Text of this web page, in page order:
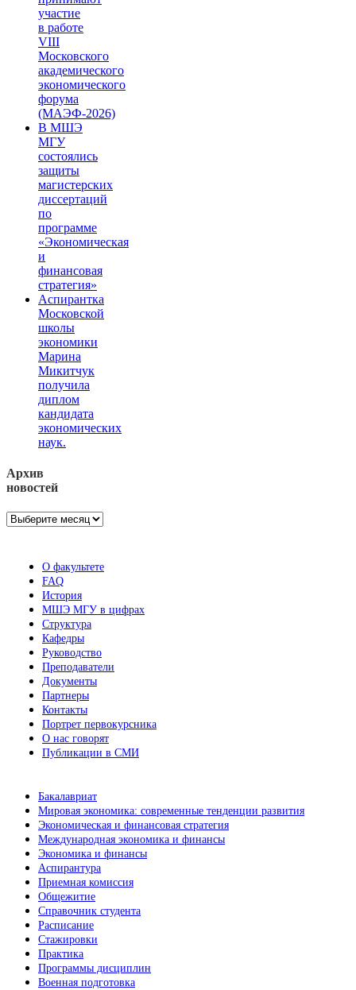
участие
в работе
VIII
Московского
академического
экономического
форума
(МАЭФ-2026)
В МШЭ
МГУ
состоялись
защиты
магистерских
диссертаций
по
программе
«Экономическая
и
финансовая
стратегия»
Аспирантка
Московской
школы
экономики
Марина
Микитчук
получила
диплом
кандидата
экономических
наук.
Архив
новостей
Архив
О факультете
FAQ
История
МШЭ МГУ в цифрах
Структура
Кафедры
Руководство
Преподаватели
Документы
Партнеры
Контакты
Портрет первокурсника
О нас говорят
Публикации в СМИ
Бакалавриат
Мировая экономика: современные тенденции развития
Экономическая и финансовая стратегия
Международная экономика и финансы
Экономика и финансы
Аспирантура
Приемная комиссия
Общежитие
Справочник студента
Расписание
Стажировки
Практика
Программы дисциплин
Военная подготовка